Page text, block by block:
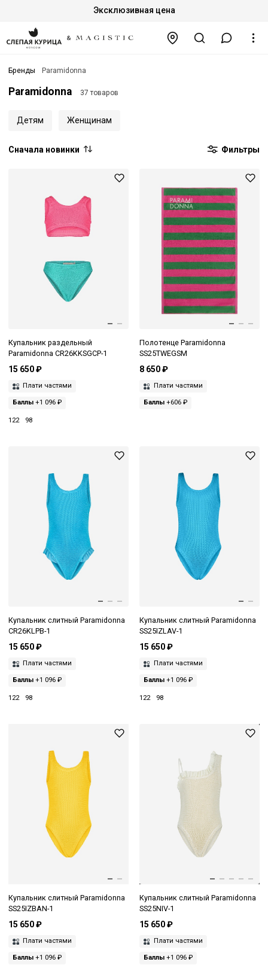
Эксклюзивная цена
Бренды Paramidonna
Paramidonna 37 товаров
Детям Женщинам
Сначала новинки Фильтры
Купальник раздельный
Paramidonna CR26KKSGCP-1
15 650 ₽
Плати частями
Баллы +1 096 ₽
122 98
Полотенце Paramidonna
SS25TWEGSM
8 650 ₽
Плати частями
Баллы+606 ₽
Купальник слитный Paramidonna
CR26KLPB-1
15 650 ₽
Плати частями
Баллы +1 096 ₽
122 98
Купальник слитный Paramidonna
SS25IZLAV-1
15 650 ₽
Плати частями
Баллы+1 096 ₽
122 98
Купальник слитный Paramidonna
SS25IZBAN-1
15 650 ₽
Плати частями
Баллы +1 096 ₽
Купальник слитный Paramidonna
SS25NIV-1
15 650 ₽
Плати частями
Баллы+1 096 ₽